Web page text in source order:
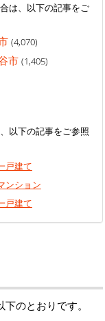
は、以下の記事をご
(4,070)
市(1,405)
以下の記事をご参照
戸建て
ンション
戸建て
のとおりです。